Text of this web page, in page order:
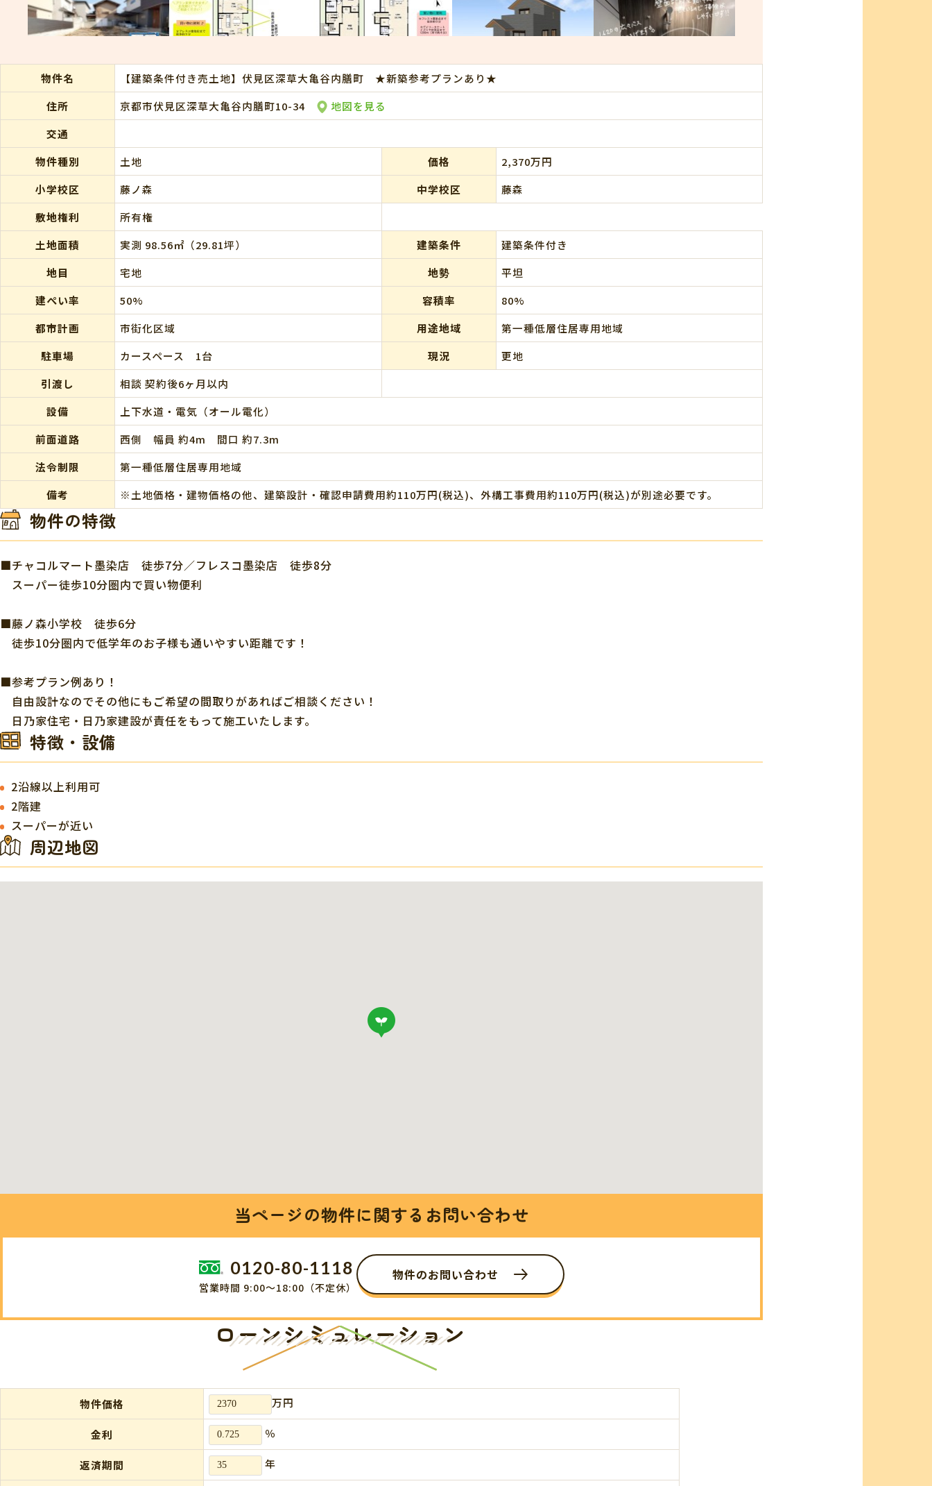
物件名
【建築条件付き売土地】伏見区深草大亀谷内膳町 ★新築参考プランあり★
住所
京都市伏見区深草大亀谷内膳町10-34
地図を見る
交通
物件種別
土地 価格
2,370万円
小学校区
藤ノ森 中学校区
藤森
敷地権利
所有権
土地面積
実測 98.56㎡（29.81坪） 建築条件
建築条件付き
地目
宅地 地勢
平坦
建ぺい率
50% 容積率
80%
都市計画
市街化区域 用途地域
第一種低層住居専用地域
駐車場
カースペース 1台 現況
更地
引渡し
相談 契約後6ヶ月以内
設備
上下水道・電気（オール電化）
前面道路
西側 幅員 約4m 間口 約7.3m
法令制限
第一種低層住居専用地域
備考
※土地価格・建物価格の他、建築設計・確認申請費用約110万円(税込)、外構工事費用約110万円(税込)が別途必要です。
物件の特徴
■チャコルマート墨染店 徒歩7分／フレスコ墨染店 徒歩8分
スーパー徒歩10分圏内で買い物便利
■藤ノ森小学校 徒歩6分
徒歩10分圏内で低学年のお子様も通いやすい距離です！
■参考プラン例あり！
自由設計なのでその他にもご希望の間取りがあればご相談ください！
日乃家住宅・日乃家建設が責任をもって施工いたします。
特徴・設備
2沿線以上利用可
2階建
スーパーが近い
周辺地図
当ページの物件に関するお問い合わせ
0120-80-1118
営業時間 9:00～18:00（不定休）
物件のお問い合わせ
ローンシミュレーション
物件価格 万円
金利 ％
返済期間 年